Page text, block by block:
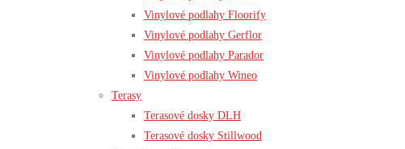
Vinylové podlahy Floorify
Vinylové podlahy Gerflor
Vinylové podlahy Parador
Vinylové podlahy Wineo
Terasy
Terasové dosky DLH
Terasové dosky Stillwood